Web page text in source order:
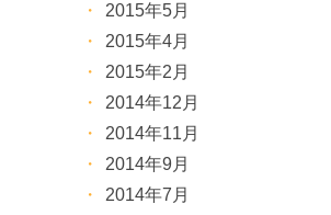
2015年5月
2015年4月
2015年2月
2014年12月
2014年11月
2014年9月
2014年7月